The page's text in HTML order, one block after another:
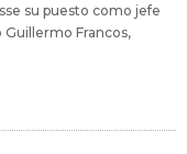
su puesto como jefe
Francos,